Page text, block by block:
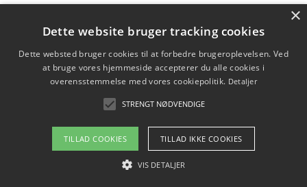
Hvordan kan gaver til unge voksne støtte bevarelsen
Copyright 2026 - Pilanto Aps
Om / kontakt
Blog Betingelser
×
Dette website bruger tracking cookies
Dette websted bruger cookies til at forbedre brugeroplevelsen. Ved
at bruge vores hjemmeside accepterer du alle cookies i
overensstemmelse med vores cookiepolitik. Detaljer
STRENGT NØDVENDIGE
TILLAD COOKIES TILLAD IKKE COOKIES
VIS DETALJER